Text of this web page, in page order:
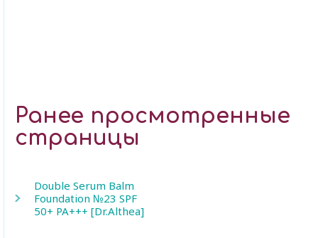
Ранее просмотренные
страницы
Double Serum Balm
Foundation №23 SPF
50+ PA+++ [Dr.Althea]